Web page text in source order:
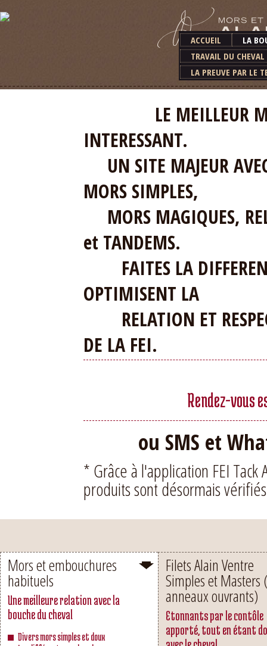
ACCUEIL
LA
TRAVAIL DU
LA PREUVE PAR LE
LE MEILLEUR
INTERESSANT.
UN SITE MAJEUR
MORS SIMPLES,
MORS MAGIQUES,
et TANDEMS.
FAITES LA
OPTIMISENT LA
RELATION ET
DE LA FEI.
Rendez-vous
ou SMS et
* Grâce à l'application FEI
produits sont désormais
Mors et embouchures
habituels
Une meilleure relation avec la
bouche du cheval
Divers mors simples et doux
Filets Alain Ventre
Simples et Masters
anneaux ouvrants)
Etonnants par le contôle
apporté, tout en étant